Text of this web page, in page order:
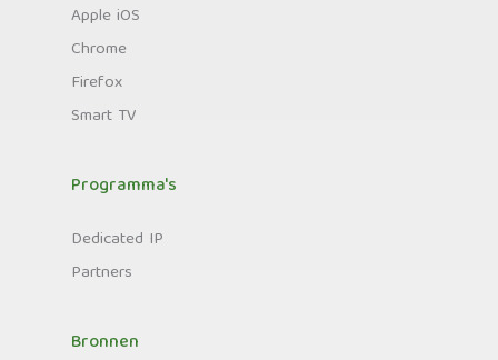
Apple iOS
Chrome
Firefox
Smart TV
Programma's
Dedicated IP
Partners
Bronnen